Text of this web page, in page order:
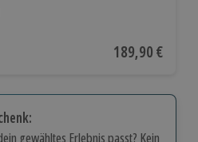
Aktueller Preis
189,90 €
gewähltes Erlebnis passt? Kein